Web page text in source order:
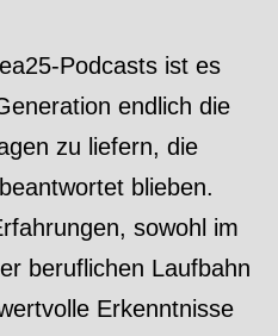
Podcasts ist es
endlich die
zu liefern, die
blieben.
sowohl im
beruflichen Laufbahn
Erkenntnisse